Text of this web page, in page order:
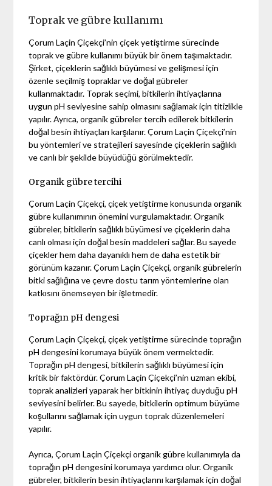
Toprak ve gübre kullanımı
Çorum Laçin Çiçekçi’nin çiçek yetiştirme sürecinde
toprak ve gübre kullanımı büyük bir önem taşımaktadır.
Şirket, çiçeklerin sağlıklı büyümesi ve gelişmesi için
özenle seçilmiş topraklar ve doğal gübreler
kullanmaktadır. Toprak seçimi, bitkilerin ihtiyaçlarına
uygun pH seviyesine sahip olmasını sağlamak için titizlikle
yapılır. Ayrıca, organik gübreler tercih edilerek bitkilerin
doğal besin ihtiyaçları karşılanır. Çorum Laçin Çiçekçi’nin
bu yöntemleri ve stratejileri sayesinde çiçeklerin sağlıklı
ve canlı bir şekilde büyüdüğü görülmektedir.
Organik gübre tercihi
Çorum Laçin Çiçekçi, çiçek yetiştirme konusunda organik
gübre kullanımının önemini vurgulamaktadır. Organik
gübreler, bitkilerin sağlıklı büyümesi ve çiçeklerin daha
canlı olması için doğal besin maddeleri sağlar. Bu sayede
çiçekler hem daha dayanıklı hem de daha estetik bir
görünüm kazanır. Çorum Laçin Çiçekçi, organik gübrelerin
bitki sağlığına ve çevre dostu tarım yöntemlerine olan
katkısını önemseyen bir işletmedir.
Toprağın pH dengesi
Çorum Laçin Çiçekçi, çiçek yetiştirme sürecinde toprağın
pH dengesini korumaya büyük önem vermektedir.
Toprağın pH dengesi, bitkilerin sağlıklı büyümesi için
kritik bir faktördür. Çorum Laçin Çiçekçi’nin uzman ekibi,
toprak analizleri yaparak her bitkinin ihtiyaç duyduğu pH
seviyesini belirler. Bu sayede, bitkilerin optimum büyüme
koşullarını sağlamak için uygun toprak düzenlemeleri
yapılır.
Ayrıca, Çorum Laçin Çiçekçi organik gübre kullanımıyla da
toprağın pH dengesini korumaya yardımcı olur. Organik
gübreler, bitkilerin besin ihtiyaçlarını karşılamak için doğal